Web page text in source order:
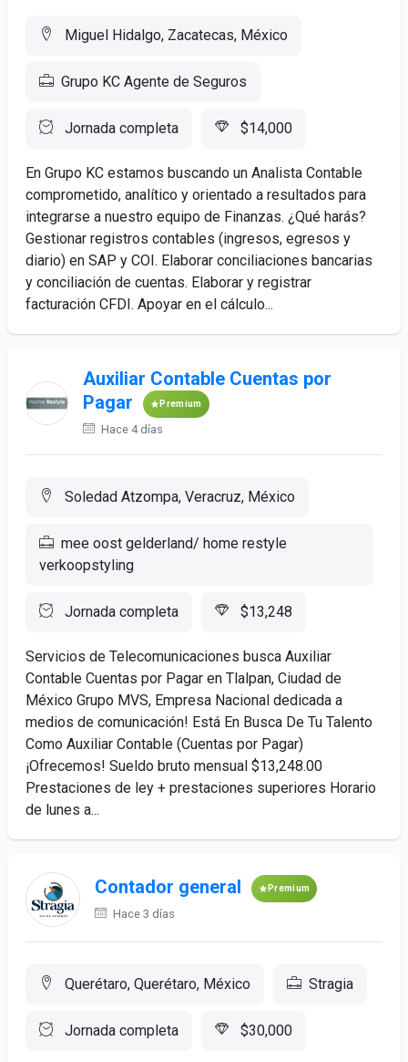
Miguel Hidalgo, Zacatecas, México
Grupo KC Agente de Seguros
Jornada completa $14,000
En Grupo KC estamos buscando un Analista Contable
comprometido, analítico y orientado a resultados para
integrarse a nuestro equipo de Finanzas. ¿Qué harás?
Gestionar registros contables (ingresos, egresos y
diario) en SAP y COI. Elaborar conciliaciones bancarias
y conciliación de cuentas. Elaborar y registrar
facturación CFDI. Apoyar en el cálculo...
Auxiliar Contable Cuentas por
Pagar
Premium
Hace 4 días
Soledad Atzompa, Veracruz, México
mee oost gelderland/ home restyle
verkoopstyling
Jornada completa $13,248
Servicios de Telecomunicaciones busca Auxiliar
Contable Cuentas por Pagar en Tlalpan, Ciudad de
México Grupo MVS, Empresa Nacional dedicada a
medios de comunicación! Está En Busca De Tu Talento
Como Auxiliar Contable (Cuentas por Pagar)
¡Ofrecemos! Sueldo bruto mensual $13,248.00
Prestaciones de ley + prestaciones superiores Horario
de lunes a...
Contador general Premium
Hace 3 días
Querétaro, Querétaro, México Stragia
Jornada completa $30,000